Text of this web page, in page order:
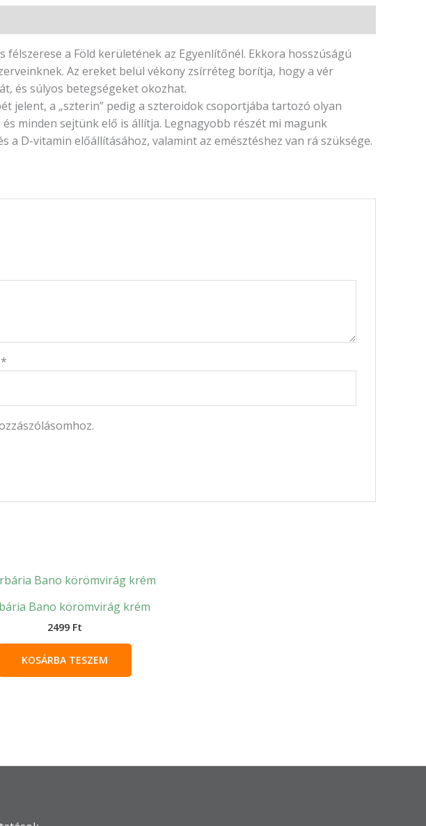
a Föld kerületének az Egyenlítőnél. Ekkora hosszúságú
Az ereket belül vékony zsírréteg borítja, hogy a vér
és súlyos betegségeket okozhat.
jelent, a „szterin” pedig a szteroidok csoportjába tartozó olyan
minden sejtünk elő is állítja. Legnagyobb részét mi magunk
D-vitamin előállításához, valamint az emésztéshez van rá szüksége.
*
Bano körömvirág krém
2499 Ft
KOSÁRBA TESZEM